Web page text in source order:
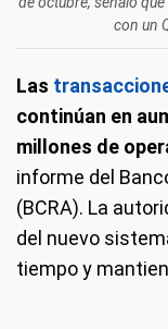
con un
Las
continúan en
millones de
informe del
(BCRA). La
del nuevo
tiempo y